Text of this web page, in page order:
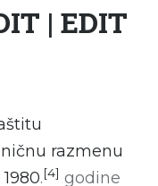
| EDIT
razmenu
.[4] godine